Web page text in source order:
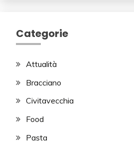
Categorie
Attualità
Bracciano
Civitavecchia
Food
Pasta